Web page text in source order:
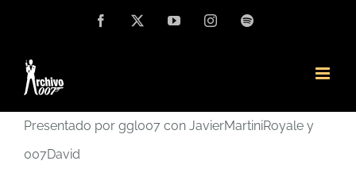
contenido
Facebook YouTubeInstagramSpotify
Presentado por ggl007 con JavierMartiniRoyale y
007David